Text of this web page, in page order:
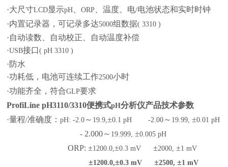
·大尺寸LCD显示pH 、ORP 、温度、电/电池状态和实时时钟
·内置记录器，可记录多达5000组数据( 3310 )
·自动读数、自动校正、自动温度补偿
·USB接口( pH 3310 )
·防水
·功耗低，电池可连续工作2500小时
·功能齐全，符合GLP要求
ProfiLine pH3110/3310便携式pH分析仪产品技术参数
·量程/准确度：pH: -2.0 ～ 19.9,±0.1 pH -2.00 ～ 19.99,±0.01 pH
- 2.000～ 19.999,±0.005 pH
ORP:±1200.0,±0.3 mV±2000,±1 mV
±1200.0,±0.3 mV±2500,±1 mV